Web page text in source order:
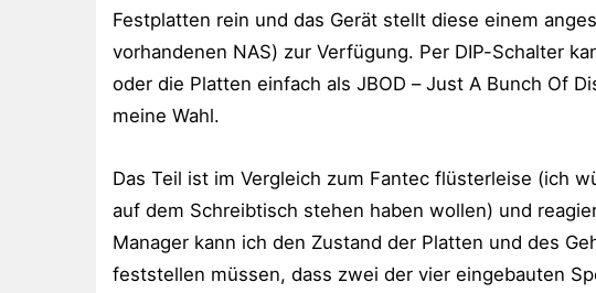
Festplatten rein und das Gerät stellt diese einem
vorhandenen NAS) zur Verfügung. Per DIP-Schalter
oder die Platten einfach als JBOD – Just A Bunch Of
meine Wahl.
Das Teil ist im Vergleich zum Fantec flüsterleise (ich
auf dem Schreibtisch stehen haben wollen) und
Manager kann ich den Zustand der Platten und des
feststellen müssen, dass zwei der vier eingebauten